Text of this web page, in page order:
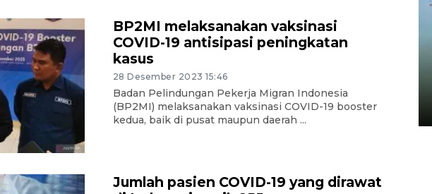
BP2MI melaksanakan vaksinasi
COVID-19 antisipasi peningkatan
kasus
28 Desember 2023 15:46
Badan Pelindungan Pekerja Migran Indonesia
(BP2MI) melaksanakan vaksinasi COVID-19 booster
kedua, baik di pusat maupun daerah ...
Jumlah pasien COVID-19 yang dirawat
Bulog luncurkan kawasan
bisnis di Pontianak
22 Juli 2026 17:09